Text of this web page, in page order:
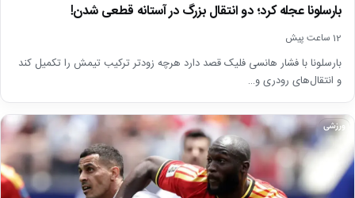
بارسلونا عجله کرد؛ دو انتقال بزرگ در آستانه قطعی شدن!
12 ساعت پیش
بارسلونا با فشار هانسی فلیک قصد دارد هرچه زودتر ترکیب تیمش را تکمیل کند
و انتقال‌های رودری و…
ورزشی